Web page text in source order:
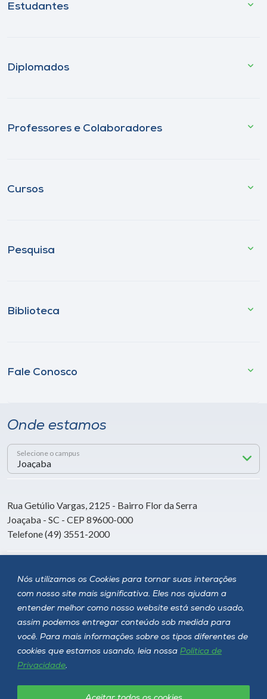
Nós utilizamos os Cookies para tornar suas interações
com nosso site mais significativa. Eles nos ajudam a
entender melhor como nosso website está sendo usado,
assim podemos entregar conteúdo sob medida para
você. Para mais informações sobre os tipos diferentes de
cookies que estamos usando, leia nossa Política de
Privacidade.
Estudantes
Diplomados
Professores e Colaboradores
Cursos
Pesquisa
Biblioteca
Fale Conosco
Onde estamos
Selecione o campus
Rua Getúlio Vargas, 2125 - Bairro Flor da Serra
Joaçaba - SC - CEP 89600-000
Telefone (49) 3551-2000
Siga a Unoesc